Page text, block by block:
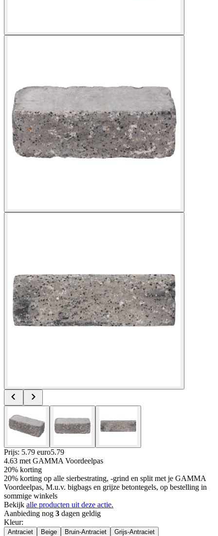
Prijs: 5.79 euro5.79
4.63 met GAMMA Voordeelpas
20% korting
20% korting op alle sierbestrating, -grind en split met je GAMMA
Voordeelpas, M.u.v. bigbags en grijze betontegels, op bestelling in
sommige winkels
Bekijk alle producten uit deze actie.
Aanbieding nog 3 dagen geldig
Kleur:
Antraciet Beige Bruin-Antraciet Grijs-Antraciet